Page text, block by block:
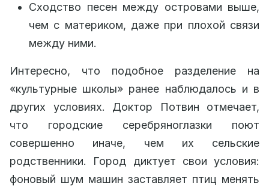
Сходство песен между островами выше,
чем с материком, даже при плохой связи
между ними.
Интересно, что подобное разделение на
«культурные школы» ранее наблюдалось и в
других условиях. Доктор Потвин отмечает,
что городские серебряноглазки поют
совершенно иначе, чем их сельские
родственники. Город диктует свои условия:
фоновый шум машин заставляет птиц менять